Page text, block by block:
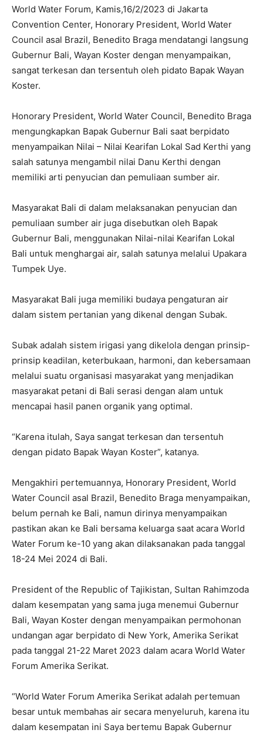
World Water Forum, Kamis,16/2/2023 di Jakarta
Convention Center, Honorary President, World Water
Council asal Brazil, Benedito Braga mendatangi langsung
Gubernur Bali, Wayan Koster dengan menyampaikan,
sangat terkesan dan tersentuh oleh pidato Bapak Wayan
Koster.
Honorary President, World Water Council, Benedito Braga
mengungkapkan Bapak Gubernur Bali saat berpidato
menyampaikan Nilai – Nilai Kearifan Lokal Sad Kerthi yang
salah satunya mengambil nilai Danu Kerthi dengan
memiliki arti penyucian dan pemuliaan sumber air.
Masyarakat Bali di dalam melaksanakan penyucian dan
pemuliaan sumber air juga disebutkan oleh Bapak
Gubernur Bali, menggunakan Nilai-nilai Kearifan Lokal
Bali untuk menghargai air, salah satunya melalui Upakara
Tumpek Uye.
Masyarakat Bali juga memiliki budaya pengaturan air
dalam sistem pertanian yang dikenal dengan Subak.
Subak adalah sistem irigasi yang dikelola dengan prinsip-
prinsip keadilan, keterbukaan, harmoni, dan kebersamaan
melalui suatu organisasi masyarakat yang menjadikan
masyarakat petani di Bali serasi dengan alam untuk
mencapai hasil panen organik yang optimal.
“Karena itulah, Saya sangat terkesan dan tersentuh
dengan pidato Bapak Wayan Koster”, katanya.
Mengakhiri pertemuannya, Honorary President, World
Water Council asal Brazil, Benedito Braga menyampaikan,
belum pernah ke Bali, namun dirinya menyampaikan
pastikan akan ke Bali bersama keluarga saat acara World
Water Forum ke-10 yang akan dilaksanakan pada tanggal
18-24 Mei 2024 di Bali.
President of the Republic of Tajikistan, Sultan Rahimzoda
dalam kesempatan yang sama juga menemui Gubernur
Bali, Wayan Koster dengan menyampaikan permohonan
undangan agar berpidato di New York, Amerika Serikat
pada tanggal 21-22 Maret 2023 dalam acara World Water
Forum Amerika Serikat.
“World Water Forum Amerika Serikat adalah pertemuan
besar untuk membahas air secara menyeluruh, karena itu
dalam kesempatan ini Saya bertemu Bapak Gubernur